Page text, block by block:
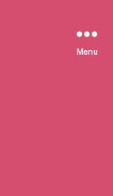
Menu